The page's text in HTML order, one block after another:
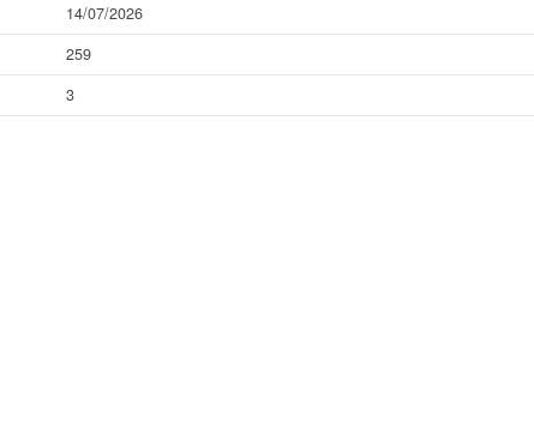
14/07/2026
259
3